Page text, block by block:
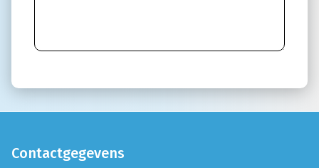
Contactgegevens